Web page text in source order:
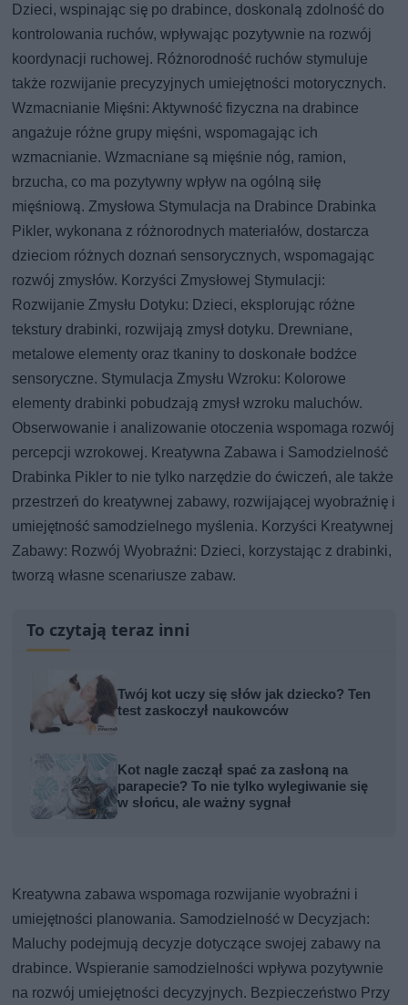
Dzieci, wspinając się po drabince, doskonalą zdolność do
kontrolowania ruchów, wpływając pozytywnie na rozwój
koordynacji ruchowej. Różnorodność ruchów stymuluje
także rozwijanie precyzyjnych umiejętności motorycznych.
Wzmacnianie Mięśni: Aktywność fizyczna na drabince
angażuje różne grupy mięśni, wspomagając ich
wzmacnianie. Wzmacniane są mięśnie nóg, ramion,
brzucha, co ma pozytywny wpływ na ogólną siłę
mięśniową. Zmysłowa Stymulacja na Drabince Drabinka
Pikler, wykonana z różnorodnych materiałów, dostarcza
dzieciom różnych doznań sensorycznych, wspomagając
rozwój zmysłów. Korzyści Zmysłowej Stymulacji:
Rozwijanie Zmysłu Dotyku: Dzieci, eksplorując różne
tekstury drabinki, rozwijają zmysł dotyku. Drewniane,
metalowe elementy oraz tkaniny to doskonałe bodźce
sensoryczne. Stymulacja Zmysłu Wzroku: Kolorowe
elementy drabinki pobudzają zmysł wzroku maluchów.
Obserwowanie i analizowanie otoczenia wspomaga rozwój
percepcji wzrokowej. Kreatywna Zabawa i Samodzielność
Drabinka Pikler to nie tylko narzędzie do ćwiczeń, ale także
przestrzeń do kreatywnej zabawy, rozwijającej wyobraźnię i
umiejętność samodzielnego myślenia. Korzyści Kreatywnej
Zabawy: Rozwój Wyobraźni: Dzieci, korzystając z drabinki,
tworzą własne scenariusze zabaw.
To czytają teraz inni
Twój kot uczy się słów jak dziecko? Ten
test zaskoczył naukowców
Kot nagle zaczął spać za zasłoną na
parapecie? To nie tylko wylegiwanie się
w słońcu, ale ważny sygnał
Kreatywna zabawa wspomaga rozwijanie wyobraźni i
umiejętności planowania. Samodzielność w Decyzjach:
Maluchy podejmują decyzje dotyczące swojej zabawy na
drabince. Wspieranie samodzielności wpływa pozytywnie
na rozwój umiejętności decyzyjnych. Bezpieczeństwo Przy